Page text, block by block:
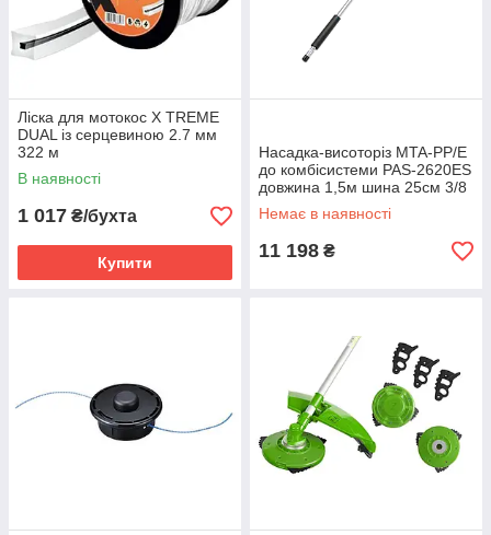
Ліска для мотокос X TREME
DUAL із серцевиною 2.7 мм
322 м
В наявності
1 017 ₴/бухта
Купити
Насадка-висоторіз MTA-PP/E
до комбісистеми PAS-2620ES
довжина 1,5м шина 25см 3/8
Немає в наявності
11 198 ₴